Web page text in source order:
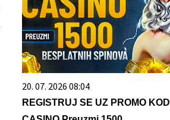
20. 07. 2026 08:04
REGISTRUJ SE UZ PROMO KOD